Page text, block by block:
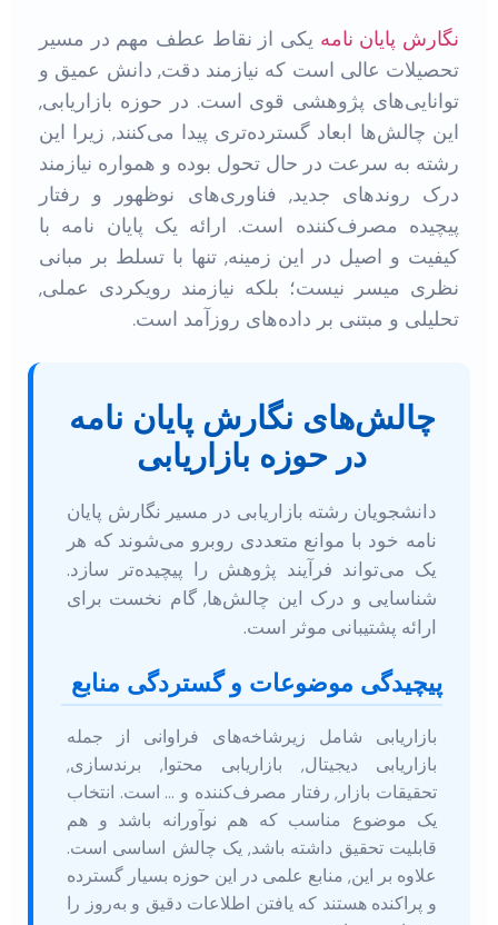
نگارش پایان نامه یکی از نقاط عطف مهم در مسیر
تحصیلات عالی است که نیازمند دقت, دانش عمیق و
توانایی‌های پژوهشی قوی است. در حوزه بازاریابی,
این چالش‌ها ابعاد گسترده‌تری پیدا می‌کنند, زیرا این
رشته به سرعت در حال تحول بوده و همواره نیازمند
درک روندهای جدید, فناوری‌های نوظهور و رفتار
پیچیده مصرف‌کننده است. ارائه یک پایان نامه با
کیفیت و اصیل در این زمینه, تنها با تسلط بر مبانی
نظری میسر نیست؛ بلکه نیازمند رویکردی عملی,
تحلیلی و مبتنی بر داده‌های روزآمد است.
چالش‌های نگارش پایان نامه
در حوزه بازاریابی
دانشجویان رشته بازاریابی در مسیر نگارش پایان
نامه خود با موانع متعددی روبرو می‌شوند که هر
یک می‌تواند فرآیند پژوهش را پیچیده‌تر سازد.
شناسایی و درک این چالش‌ها, گام نخست برای
ارائه پشتیبانی موثر است.
پیچیدگی موضوعات و گستردگی منابع
بازاریابی شامل زیرشاخه‌های فراوانی از جمله
بازاریابی دیجیتال, بازاریابی محتوا, برندسازی,
تحقیقات بازار, رفتار مصرف‌کننده و … است. انتخاب
یک موضوع مناسب که هم نوآورانه باشد و هم
قابلیت تحقیق داشته باشد, یک چالش اساسی است.
علاوه بر این, منابع علمی در این حوزه بسیار گسترده
و پراکنده هستند که یافتن اطلاعات دقیق و به‌روز را